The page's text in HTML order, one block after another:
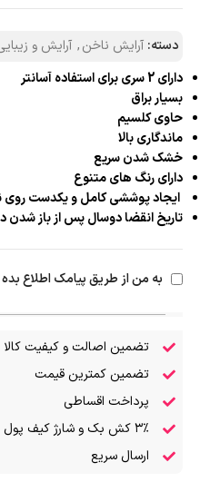
دسته: آرایش ناخن, آرایش و
دارای 2 سری برای استفاده آسانتر
بسیار براق
حاوی کلسیم
ماندگاری بالا
خشک شدن سریع
دارای رنگ های متنوع
ایجاد پوششی کامل و یکدست روی
تاریخ انقضا دوسال پس از باز
به من از طریق پیامک اطلاع بده
تضمین اصالت و کیفیت کالا
تضمین کمترین قیمت
پرداخت اقساطی
۳٪ کش بک و شارژ کیف پول
ارسال سریع